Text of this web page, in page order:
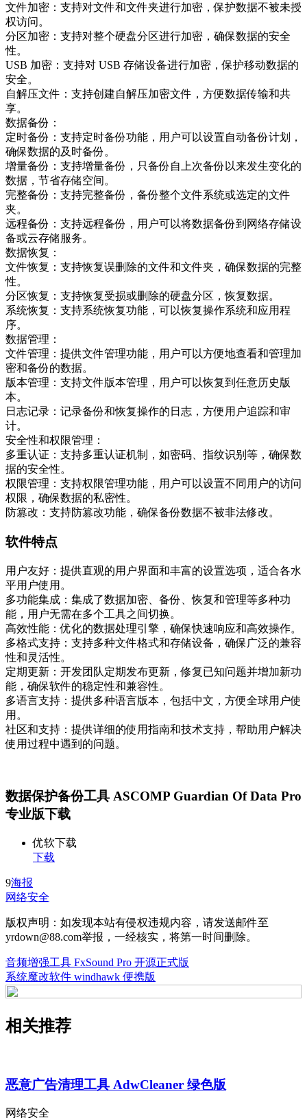
文件加密：支持对文件和文件夹进行加密，保护数据不被未授
权访问。
分区加密：支持对整个硬盘分区进行加密，确保数据的安全
性。
USB 加密：支持对 USB 存储设备进行加密，保护移动数据的
安全。
自解压文件：支持创建自解压加密文件，方便数据传输和共
享。
数据备份：
定时备份：支持定时备份功能，用户可以设置自动备份计划，
确保数据的及时备份。
增量备份：支持增量备份，只备份自上次备份以来发生变化的
数据，节省存储空间。
完整备份：支持完整备份，备份整个文件系统或选定的文件
夹。
远程备份：支持远程备份，用户可以将数据备份到网络存储设
备或云存储服务。
数据恢复：
文件恢复：支持恢复误删除的文件和文件夹，确保数据的完整
性。
分区恢复：支持恢复受损或删除的硬盘分区，恢复数据。
系统恢复：支持系统恢复功能，可以恢复操作系统和应用程
序。
数据管理：
文件管理：提供文件管理功能，用户可以方便地查看和管理加
密和备份的数据。
版本管理：支持文件版本管理，用户可以恢复到任意历史版
本。
日志记录：记录备份和恢复操作的日志，方便用户追踪和审
计。
安全性和权限管理：
多重认证：支持多重认证机制，如密码、指纹识别等，确保数
据的安全性。
权限管理：支持权限管理功能，用户可以设置不同用户的访问
权限，确保数据的私密性。
防篡改：支持防篡改功能，确保备份数据不被非法修改。
软件特点
用户友好：提供直观的用户界面和丰富的设置选项，适合各水
平用户使用。
多功能集成：集成了数据加密、备份、恢复和管理等多种功
能，用户无需在多个工具之间切换。
高效性能：优化的数据处理引擎，确保快速响应和高效操作。
多格式支持：支持多种文件格式和存储设备，确保广泛的兼容
性和灵活性。
定期更新：开发团队定期发布更新，修复已知问题并增加新功
能，确保软件的稳定性和兼容性。
多语言支持：提供多种语言版本，包括中文，方便全球用户使
用。
社区和支持：提供详细的使用指南和技术支持，帮助用户解决
使用过程中遇到的问题。
数据保护备份工具 ASCOMP Guardian Of Data Pro
专业版下载
优软下载
下载
9海报
网络安全
版权声明：如发现本站有侵权违规内容，请发送邮件至
yrdown@88.com举报，一经核实，将第一时间删除。
音频增强工具 FxSound Pro 开源正式版
系统魔改软件 windhawk 便携版
相关推荐
恶意广告清理工具 AdwCleaner 绿色版
网络安全